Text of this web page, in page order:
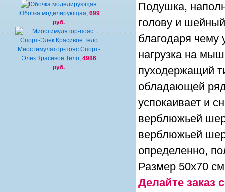
Юбочка моделирующая 699
руб.
Миостимулятор-пояс Спорт-
Элек Красивое Тело, 4986
руб.
Подушка,
голову и
благодаря чему
нагрузка на
пуходержащий
обладающей
успокаивает и
верблюжьей
верблюжьей
определенно,
Размер 50х70
Делайте заказ